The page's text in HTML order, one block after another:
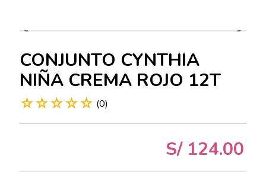
CONJUNTO CYNTHIA
NIÑA CREMA ROJO 12T
☆☆☆☆☆ (0)
S/ 124.00